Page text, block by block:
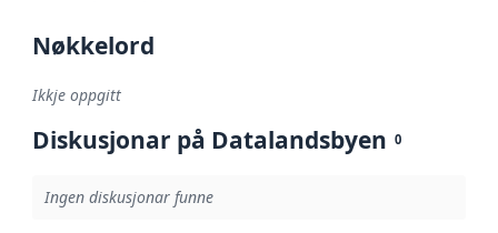
Nøkkelord
Ikkje oppgitt
Diskusjonar på Datalandsbyen 0
Ingen diskusjonar funne